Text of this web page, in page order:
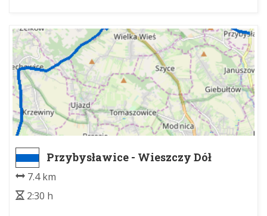
Przybysławice - Wieszczy Dół
7.4 km
2:30 h